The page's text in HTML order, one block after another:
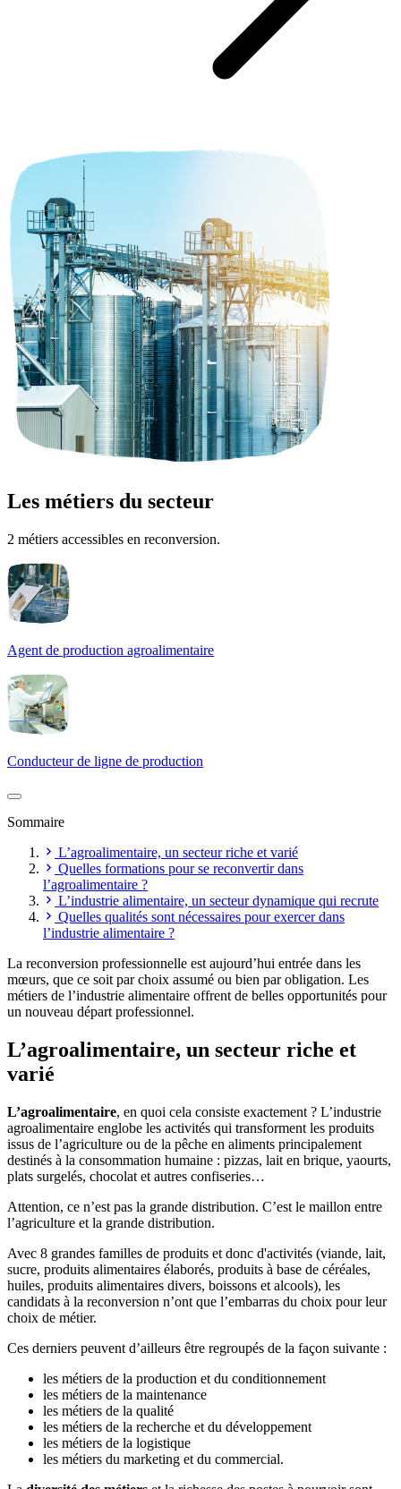
Les métiers du secteur
2 métiers accessibles en reconversion.
Agent de production agroalimentaire
Conducteur de ligne de production
Sommaire
L’agroalimentaire, un secteur riche et varié
Quelles formations pour se reconvertir dans
l’agroalimentaire ?
L’industrie alimentaire, un secteur dynamique qui recrute
Quelles qualités sont nécessaires pour exercer dans
l’industrie alimentaire ?
La reconversion professionnelle est aujourd’hui entrée dans les
mœurs, que ce soit par choix assumé ou bien par obligation. Les
métiers de l’industrie alimentaire offrent de belles opportunités pour
un nouveau départ professionnel.
L’agroalimentaire, un secteur riche et
varié
L’agroalimentaire, en quoi cela consiste exactement ? L’industrie
agroalimentaire englobe les activités qui transforment les produits
issus de l’agriculture ou de la pêche en aliments principalement
destinés à la consommation humaine : pizzas, lait en brique, yaourts,
plats surgelés, chocolat et autres confiseries…
Attention, ce n’est pas la grande distribution. C’est le maillon entre
l’agriculture et la grande distribution.
Avec 8 grandes familles de produits et donc d'activités (viande, lait,
sucre, produits alimentaires élaborés, produits à base de céréales,
huiles, produits alimentaires divers, boissons et alcools), les
candidats à la reconversion n’ont que l’embarras du choix pour leur
choix de métier.
Ces derniers peuvent d’ailleurs être regroupés de la façon suivante :
les métiers de la production et du conditionnement
les métiers de la maintenance
les métiers de la qualité
les métiers de la recherche et du développement
les métiers de la logistique
les métiers du marketing et du commercial.